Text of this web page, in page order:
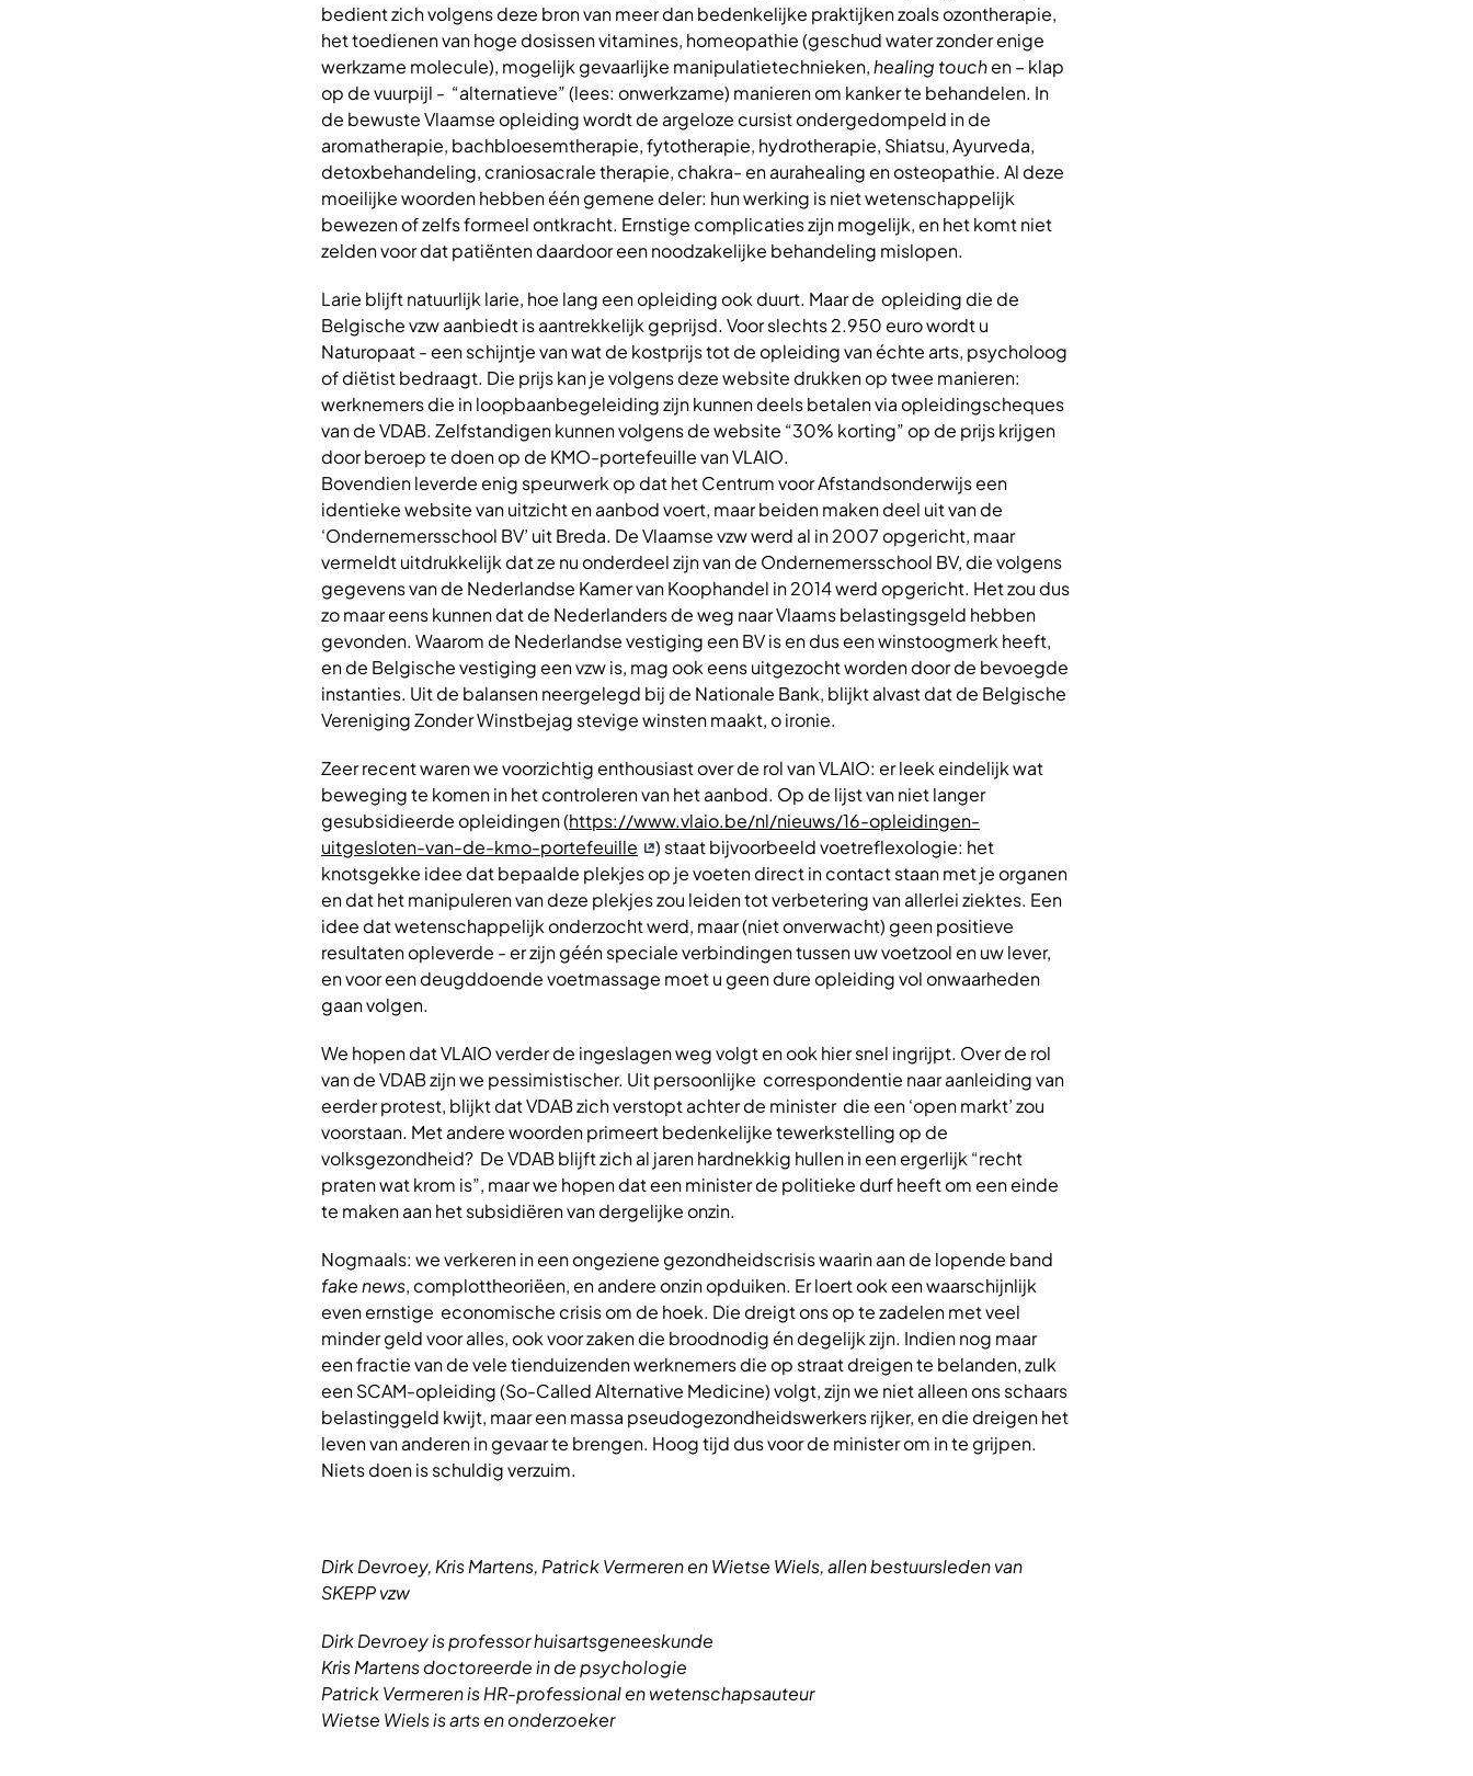
bedient zich volgens deze bron van meer dan bedenkelijke praktijken zoals ozontherapie,
het toedienen van hoge dosissen vitamines, homeopathie (geschud water zonder enige
werkzame molecule), mogelijk gevaarlijke manipulatietechnieken,healing touchen – klap
op de vuurpijl - “alternatieve” (lees: onwerkzame) manieren om kanker te behandelen. In
de bewuste Vlaamse opleiding wordt de argeloze cursist ondergedompeld in de
aromatherapie, bachbloesemtherapie, fytotherapie, hydrotherapie, Shiatsu, Ayurveda,
detoxbehandeling, craniosacrale therapie, chakra- en aurahealing en osteopathie. Al deze
moeilijke woorden hebben één gemene deler: hun werking is niet wetenschappelijk
bewezen of zelfs formeel ontkracht. Ernstige complicaties zijn mogelijk, en het komt niet
zelden voor dat patiënten daardoor een noodzakelijke behandeling mislopen.
Larie blijft natuurlijk larie, hoe lang een opleiding ook duurt. Maar de opleiding die de
Belgische vzw aanbiedt is aantrekkelijk geprijsd. Voor slechts 2.950 euro wordt u
Naturopaat - een schijntje van wat de kostprijs tot de opleiding van échte arts, psycholoog
of diëtist bedraagt. Die prijs kan je volgens deze website drukken op twee manieren:
werknemers die in loopbaanbegeleiding zijn kunnen deels betalen via opleidingscheques
van de VDAB. Zelfstandigen kunnen volgens de website “30% korting” op de prijs krijgen
door beroep te doen op de KMO-portefeuille van VLAIO.
Bovendien leverde enig speurwerk op dat het Centrum voor Afstandsonderwijs een
identieke website van uitzicht en aanbod voert, maar beiden maken deel uit van de
‘Ondernemersschool BV’ uit Breda. De Vlaamse vzw werd al in 2007 opgericht, maar
vermeldt uitdrukkelijk dat ze nu onderdeel zijn van de Ondernemersschool BV, die volgens
gegevens van de Nederlandse Kamer van Koophandel in 2014 werd opgericht. Het zou dus
zo maar eens kunnen dat de Nederlanders de weg naar Vlaams belastingsgeld hebben
gevonden. Waarom de Nederlandse vestiging een BV is en dus een winstoogmerk heeft,
en de Belgische vestiging een vzw is, mag ook eens uitgezocht worden door de bevoegde
instanties. Uit de balansen neergelegd bij de Nationale Bank, blijkt alvast dat de Belgische
Vereniging Zonder Winstbejag stevige winsten maakt, o ironie.
Zeer recent waren we voorzichtig enthousiast over de rol van VLAIO: er leek eindelijk wat
beweging te komen in het controleren van het aanbod. Op de lijst van niet langer
gesubsidieerde opleidingen (https://www.vlaio.be/nl/nieuws/16-opleidingen-
uitgesloten-van-de-kmo-portefeuille
) staat bijvoorbeeld voetreflexologie: het
knotsgekke idee dat bepaalde plekjes op je voeten direct in contact staan met je organen
en dat het manipuleren van deze plekjes zou leiden tot verbetering van allerlei ziektes. Een
idee dat wetenschappelijk onderzocht werd, maar (niet onverwacht) geen positieve
resultaten opleverde - er zijn géén speciale verbindingen tussen uw voetzool en uw lever,
en voor een deugddoende voetmassage moet u geen dure opleiding vol onwaarheden
gaan volgen.
We hopen dat VLAIO verder de ingeslagen weg volgt en ook hier snel ingrijpt. Over de rol
van de VDAB zijn we pessimistischer. Uit persoonlijke correspondentie naar aanleiding van
eerder protest, blijkt dat VDAB zich verstopt achter de minister die een ‘open markt’ zou
voorstaan. Met andere woorden primeert bedenkelijke tewerkstelling op de
volksgezondheid? De VDAB blijft zich al jaren hardnekkig hullen in een ergerlijk “recht
praten wat krom is”, maar we hopen dat een minister de politieke durf heeft om een einde
te maken aan het subsidiëren van dergelijke onzin.
Nogmaals: we verkeren in een ongeziene gezondheidscrisis waarin aan de lopende band
fake news, complottheoriëen, en andere onzin opduiken. Er loert ook een waarschijnlijk
even ernstige economische crisis om de hoek. Die dreigt ons op te zadelen met veel
minder geld voor alles, ook voor zaken die broodnodig én degelijk zijn. Indien nog maar
een fractie van de vele tienduizenden werknemers die op straat dreigen te belanden, zulk
een SCAM-opleiding (So-Called Alternative Medicine) volgt, zijn we niet alleen ons schaars
belastinggeld kwijt, maar een massa pseudogezondheidswerkers rijker, en die dreigen het
leven van anderen in gevaar te brengen. Hoog tijd dus voor de minister om in te grijpen.
Niets doen is schuldig verzuim.
Dirk Devroey, Kris Martens, Patrick Vermeren en Wietse Wiels, allen bestuursleden van
SKEPP vzw
Dirk Devroey is professor huisartsgeneeskunde
Kris Martens doctoreerde in de psychologie
Patrick Vermeren is HR-professional en wetenschapsauteur
Wietse Wiels is arts en onderzoeker